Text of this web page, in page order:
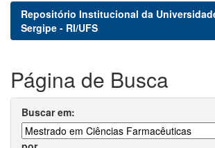
Repositório Institucional da
Sergipe - RI/UFS
Página de Busca
Buscar em: